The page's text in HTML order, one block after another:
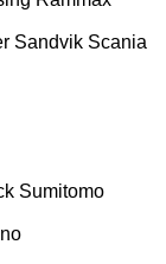
Sandvik Scania
Sumitomo